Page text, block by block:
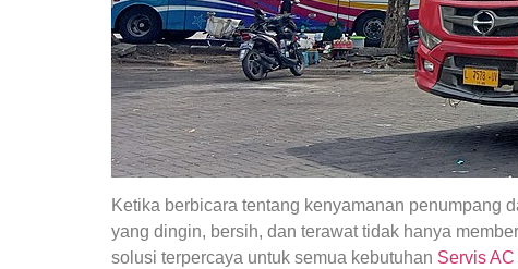
Ketika berbicara tentang kenyamanan penumpang
yang dingin, bersih, dan terawat tidak hanya
solusi terpercaya untuk semua kebutuhan Servis